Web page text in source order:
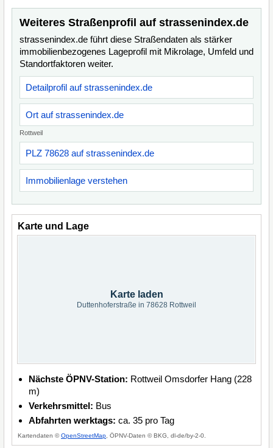
Weiteres Straßenprofil auf strassenindex.de
strassenindex.de führt diese Straßendaten als stärker
immobilienbezogenes Lageprofil mit Mikrolage, Umfeld und
Standortfaktoren weiter.
Detailprofil auf strassenindex.de
Ort auf strassenindex.de
Rottweil
PLZ 78628 auf strassenindex.de
Immobilienlage verstehen
Karte und Lage
Karte laden
Duttenhoferstraße in 78628 Rottweil
Nächste ÖPNV-Station: Rottweil Omsdorfer Hang (228
m)
Verkehrsmittel: Bus
Abfahrten werktags: ca. 35 pro Tag
Kartendaten ©OpenStreetMap , ÖPNV-Daten © BKG, dl-de/by-2-0.